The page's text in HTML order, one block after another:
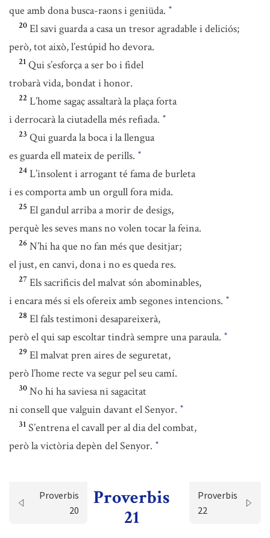
que amb dona busca-raons i geniüda. *
20 El savi guarda a casa un tresor agradable i deliciós;
però, tot això, l’estúpid ho devora.
21 Qui s’esforça a ser bo i fidel
trobarà vida, bondat i honor.
22 L’home sagaç assaltarà la plaça forta
i derrocarà la ciutadella més refiada. *
23 Qui guarda la boca i la llengua
es guarda ell mateix de perills. *
24 L’insolent i arrogant té fama de burleta
i es comporta amb un orgull fora mida.
25 El gandul arriba a morir de desigs,
perquè les seves mans no volen tocar la feina.
26 N’hi ha que no fan més que desitjar;
el just, en canvi, dona i no es queda res.
27 Els sacrificis del malvat són abominables,
i encara més si els ofereix amb segones intencions. *
28 El fals testimoni desapareixerà,
però el qui sap escoltar tindrà sempre una paraula. *
29 El malvat pren aires de seguretat,
però l’home recte va segur pel seu camí.
30 No hi ha saviesa ni sagacitat
ni consell que valguin davant el Senyor. *
31 S’entrena el cavall per al dia del combat,
però la victòria depèn del Senyor. *
Proverbis
20
Proverbis
21
Proverbis
22